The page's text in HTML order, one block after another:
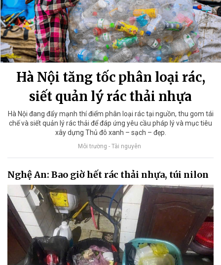
Hà Nội tăng tốc phân loại rác,
siết quản lý rác thải nhựa
Hà Nội đang đẩy mạnh thí điểm phân loại rác tại nguồn, thu gom tái
chế và siết quản lý rác thải để đáp ứng yêu cầu pháp lý và mục tiêu
xây dựng Thủ đô xanh – sạch – đẹp.
Môi trường - Tài nguyên
Nghệ An: Bao giờ hết rác thải nhựa, túi nilon